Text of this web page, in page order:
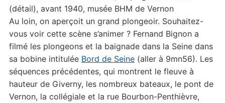
(détail), avant 1940, musée BHM de Vernon
Au loin, on aperçoit un grand plongeoir. Souhaitez-
vous voir cette scène s’animer ? Fernand Bignon a
filmé les plongeons et la baignade dans la Seine dans
sa bobine intitulée Bord de Seine(aller à 9mn56). Les
séquences précédentes, qui montrent le fleuve à
hauteur de Giverny, les nombreux bateaux, le pont de
Vernon, la collégiale et la rue Bourbon-Penthièvre,